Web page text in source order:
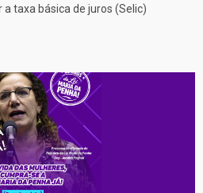
taxa básica de juros (Selic)